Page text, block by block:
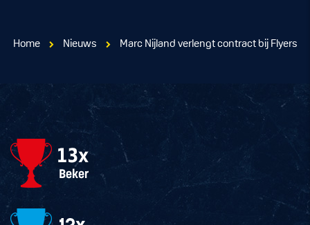
Home Nieuws Marc Nijland verlengt contract bij Flyers